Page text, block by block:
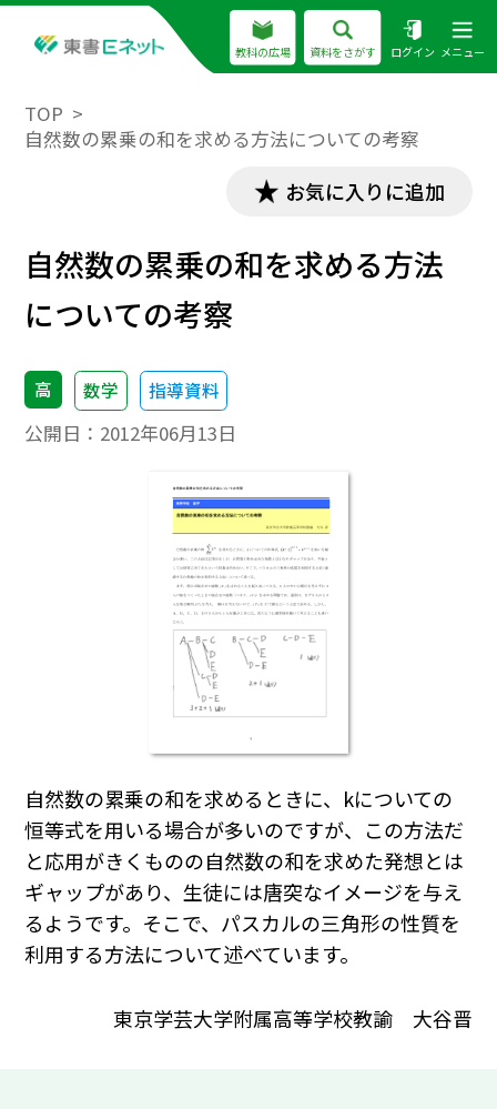
教科の広場 資料をさがす ログイン メニュー
TOP
自然数の累乗の和を求める方法についての考察
お気に入りに追加
自然数の累乗の和を求める方法
についての考察
高 数学 指導資料
公開日： 2012年06月13日
自然数の累乗の和を求めるときに、kについての
恒等式を用いる場合が多いのですが、この方法だ
と応用がきくものの自然数の和を求めた発想とは
ギャップがあり、生徒には唐突なイメージを与え
るようです。そこで、パスカルの三角形の性質を
利用する方法について述べています。
東京学芸大学附属高等学校教諭 大谷晋